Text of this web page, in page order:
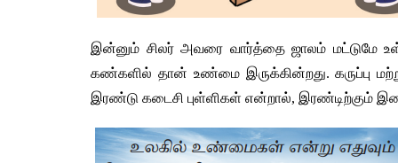
இன்னும் சிலர் அவரை வார்த்தை ஜாலம் மட்டுமே
கண்களில் தான் உண்மை இருக்கின்றது. கருப்பு
இரண்டு கடைசி புள்ளிகள் என்றால், இரண்டிற்கும்